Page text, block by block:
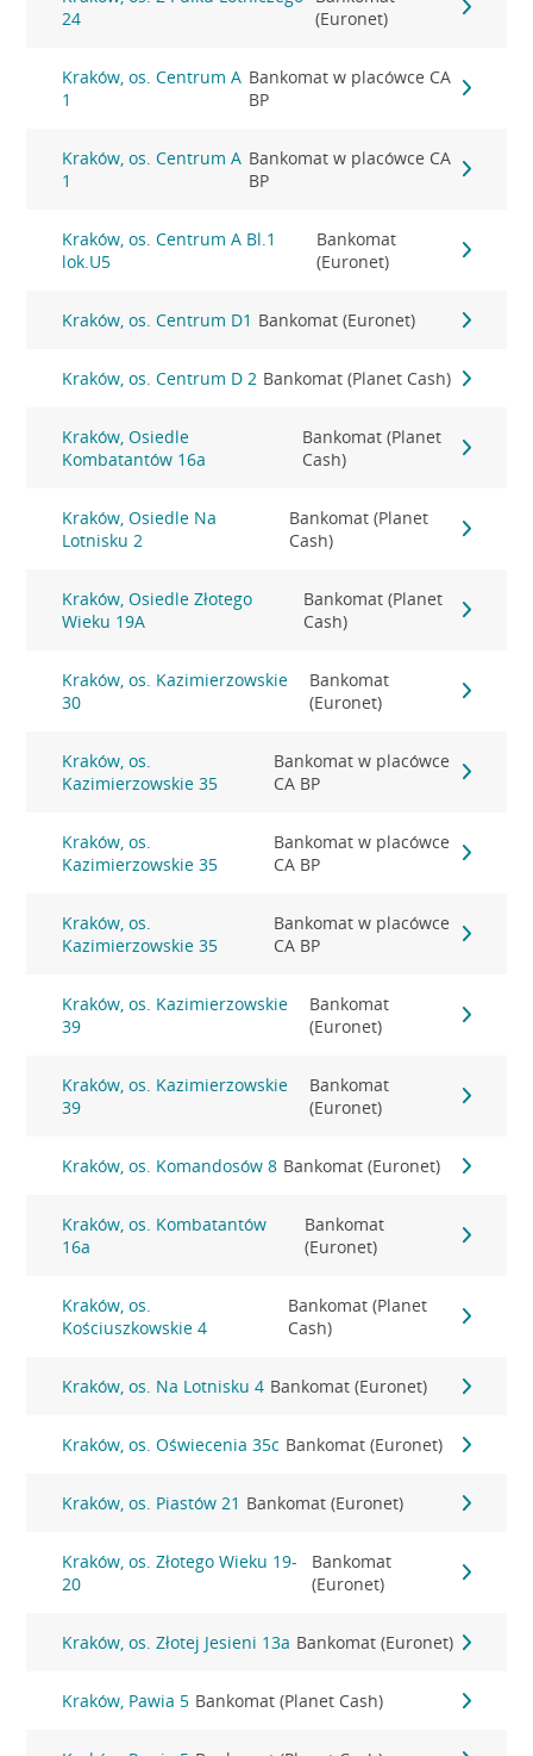
24
(Euronet)
Kraków, os. Centrum A
1
Bankomat w placówce CA
BP
Kraków, os. Centrum A
1
Bankomat w placówce CA
BP
Kraków, os. Centrum A Bl.1
lok.U5
Bankomat
(Euronet)
Kraków, os. Centrum D1 Bankomat (Euronet)
Kraków, os. Centrum D 2 Bankomat (Planet Cash)
Kraków, Osiedle
Kombatantów 16a
Bankomat (Planet
Cash)
Kraków, Osiedle Na
Lotnisku 2
Bankomat (Planet
Cash)
Kraków, Osiedle Złotego
Wieku 19A
Bankomat (Planet
Cash)
Kraków, os. Kazimierzowskie
30
Bankomat
(Euronet)
Kraków, os.
Kazimierzowskie 35
Bankomat w placówce
CA BP
Kraków, os.
Kazimierzowskie 35
Bankomat w placówce
CA BP
Kraków, os.
Kazimierzowskie 35
Bankomat w placówce
CA BP
Kraków, os. Kazimierzowskie
39
Bankomat
(Euronet)
Kraków, os. Kazimierzowskie
39
Bankomat
(Euronet)
Kraków, os. Komandosów 8 Bankomat (Euronet)
Kraków, os. Kombatantów
16a
Bankomat
(Euronet)
Kraków, os.
Kościuszkowskie 4
Bankomat (Planet
Cash)
Kraków, os. Na Lotnisku 4 Bankomat (Euronet)
Kraków, os. Oświecenia 35c Bankomat (Euronet)
Kraków, os. Piastów 21 Bankomat (Euronet)
Kraków, os. Złotego Wieku 19-
20
Bankomat
(Euronet)
Kraków, os. Złotej Jesieni 13a Bankomat (Euronet)
Kraków, Pawia 5 Bankomat (Planet Cash)